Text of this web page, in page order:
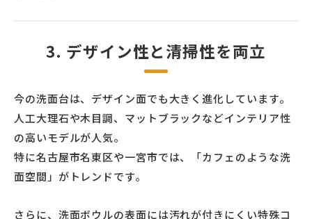
3. デザイン性と清掃性を両立
今の洗面台は、デザイン面でも大きく進化しています。
人工大理石や木目調、マットブラックなどインテリア性
の高いモデルが人気。
特に名古屋市名東区や一宮市では、「カフェのような洗
面空間」がトレンドです。
さらに、洗面ボウルの表面には汚れが付きにくい特殊コ